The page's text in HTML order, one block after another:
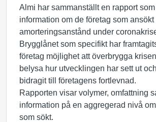
Almi har sammanställt en rapport
information om de företag som
amorteringsanstånd under
Brygglånet som specifikt har
företag möjlighet att överbrygga
belysa hur utvecklingen har sett ut
bidragit till företagens fortlevnad.
Rapporten visar volymer, omfattning
information på en aggregerad nivå
som sökt.